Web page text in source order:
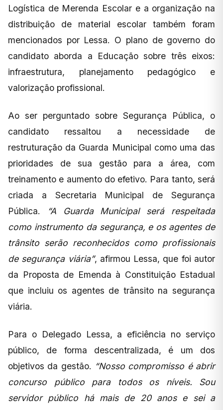
Logística de Merenda Escolar e a organização na
distribuição de material escolar também foram
mencionados por Lessa. O plano de governo do
candidato aborda a Educação sobre três eixos:
infraestrutura, planejamento pedagógico e
valorização profissional.
Ao ser perguntado sobre Segurança Pública, o
candidato ressaltou a necessidade de
restruturação da Guarda Municipal como uma das
prioridades de sua gestão para a área, com
treinamento e aumento do efetivo. Para tanto, será
criada a Secretaria Municipal de Segurança
Pública.
“A Guarda Municipal será respeitada
como instrumento da segurança, e os agentes de
trânsito serão reconhecidos como profissionais
de segurança viária”, afirmou Lessa, que foi autor
da Proposta de Emenda à Constituição Estadual
que incluiu os agentes de trânsito na segurança
viária.
Para o Delegado Lessa, a eficiência no serviço
público, de forma descentralizada, é um dos
objetivos da gestão. “Nosso compromisso é abrir
concurso público para todos os níveis. Sou
servidor público há mais de 20 anos e sei a